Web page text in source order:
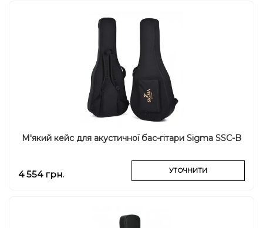
М'який кейс для акустичної бас-гітари Sigma SSC-B
4 554 грн. УТОЧНИТИ